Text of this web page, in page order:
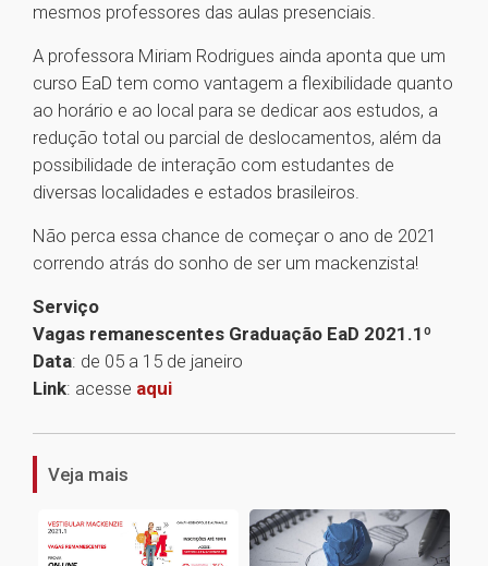
mesmos professores das aulas presenciais.
A professora Miriam Rodrigues ainda aponta que um
curso EaD tem como vantagem a flexibilidade quanto
ao horário e ao local para se dedicar aos estudos, a
redução total ou parcial de deslocamentos, além da
possibilidade de interação com estudantes de
diversas localidades e estados brasileiros.
Não perca essa chance de começar o ano de 2021
correndo atrás do sonho de ser um mackenzista!
Serviço
Vagas remanescentes Graduação EaD 2021.1º
Data: de 05 a 15 de janeiro
Link: acesse aqui
Veja mais